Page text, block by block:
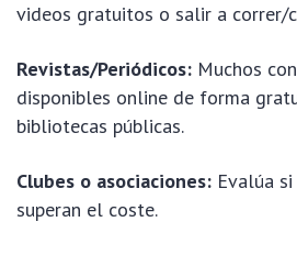
videos gratuitos o salir a correr/
Revistas/Periódicos: Muchos
disponibles online de forma
bibliotecas públicas.
Clubes o asociaciones: Evalúa
superan el coste.